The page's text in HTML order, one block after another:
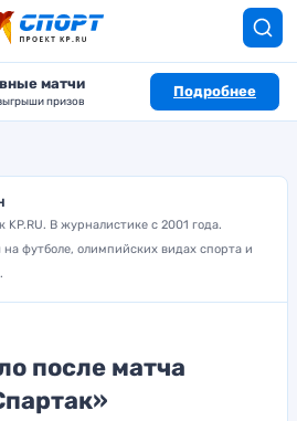
матчи
призов
Подробнее
KP.RU. В журналистике с 2001 года.
футболе, олимпийских видах спорта и
после матча